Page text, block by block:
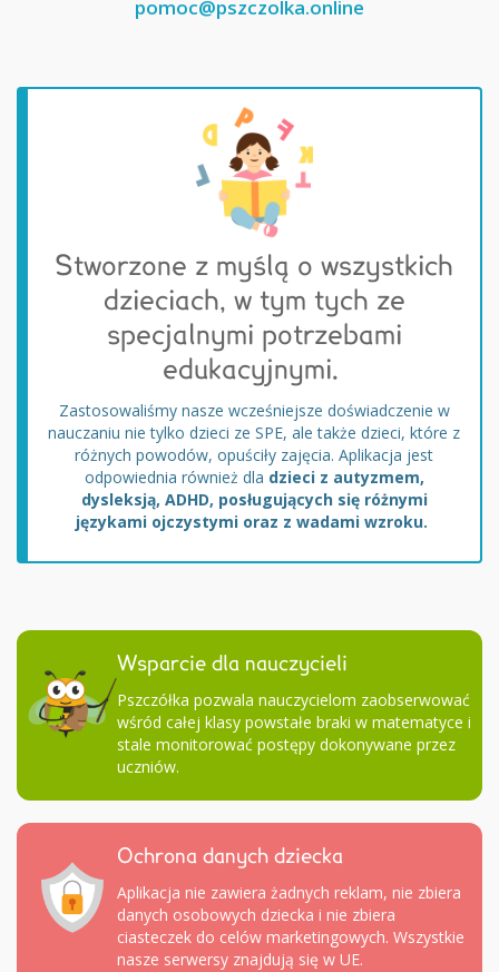
pomoc@pszczolka.online
Stworzone z myślą o wszystkich
dzieciach, w tym tych ze
specjalnymi potrzebami
edukacyjnymi.
Zastosowaliśmy nasze wcześniejsze doświadczenie w
nauczaniu nie tylko dzieci ze SPE, ale także dzieci, które z
różnych powodów, opuściły zajęcia. Aplikacja jest
odpowiednia również dla dzieci z autyzmem,
dysleksją, ADHD, posługujących się różnymi
językami ojczystymi oraz z wadami wzroku.
Wsparcie dla nauczycieli
Pszczółka pozwala nauczycielom zaobserwować
wśród całej klasy powstałe braki w matematyce i
stale monitorować postępy dokonywane przez
uczniów.
Ochrona danych dziecka
Aplikacja nie zawiera żadnych reklam, nie zbiera
danych osobowych dziecka i nie zbiera
ciasteczek do celów marketingowych. Wszystkie
nasze serwersy znajdują się w UE.